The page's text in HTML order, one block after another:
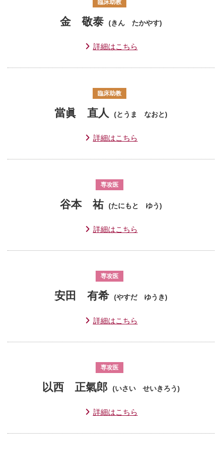
臨床助教
金 敬泰 (きん たかやす)
詳細はこちら
臨床助教
當眞 直人 (とうま なおと)
詳細はこちら
専攻医
谷本 祐 (たにもと ゆう)
詳細はこちら
専攻医
安田 有希 (やすだ ゆうき)
詳細はこちら
専攻医
以西 正氣郎 (いさい せいきろう)
詳細はこちら